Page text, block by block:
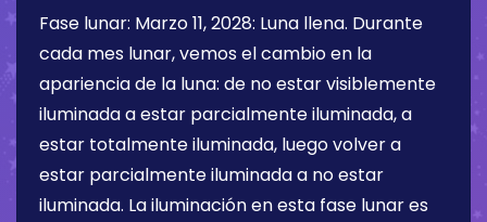
Fase lunar: Marzo 11, 2028: Luna llena. Durante
cada mes lunar, vemos el cambio en la
apariencia de la luna: de no estar visiblemente
iluminada a estar parcialmente iluminada, a
estar totalmente iluminada, luego volver a
estar parcialmente iluminada a no estar
iluminada. La iluminación en esta fase lunar es